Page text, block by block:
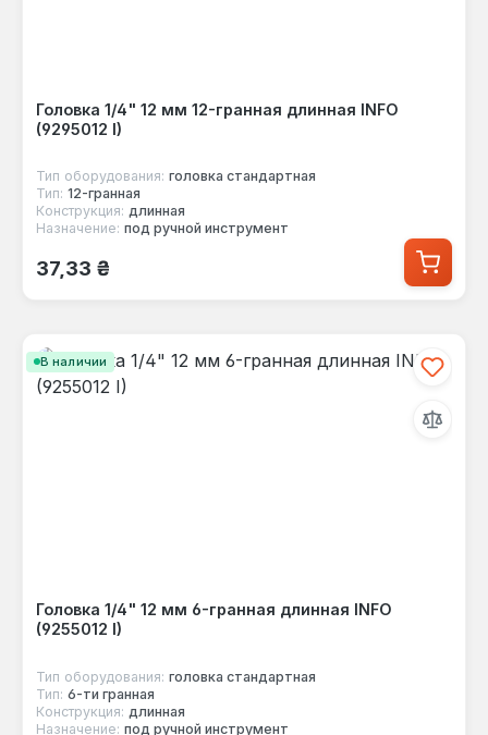
Головка 1/4" 12 мм 12-гранная длинная INFO
(9295012 I)
Тип оборудования: головка стандартная
Тип: 12-гранная
Конструкция: длинная
Назначение: под ручной инструмент
Обычная цена:
37,33 ₴
В наличии
Головка 1/4" 12 мм 6-гранная длинная INFO
(9255012 I)
Тип оборудования: головка стандартная
Тип: 6-ти гранная
Конструкция: длинная
Назначение: под ручной инструмент